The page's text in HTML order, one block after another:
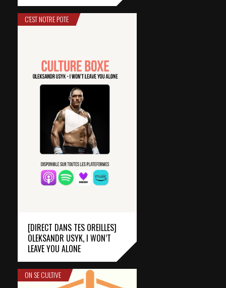
C'EST NOTRE POTE
[DIRECT DANS TES OREILLES]
OLEKSANDR USYK, I WON’T
LEAVE YOU ALONE
ON SE CULTIVE